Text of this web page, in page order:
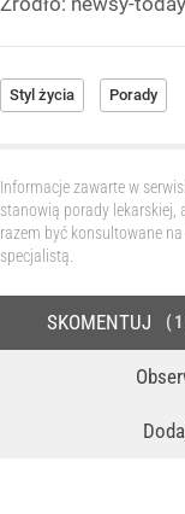
Styl życia Porady
Informacje zawarte w
stanowią porady lekarskiej,
razem być konsultowane
specjalistą.
SKOMENTUJ 1